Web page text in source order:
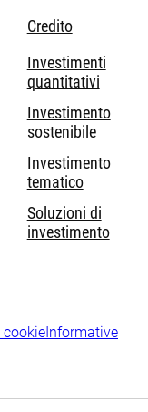
Credito
Investimenti
quantitativi
Investimento
sostenibile
Investimento
tematico
Soluzioni di
investimento
Informative